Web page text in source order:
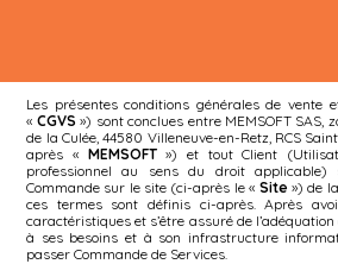
Les présentes conditions générales de vente
« CGVS ») sont conclues entre MEMSOFT SAS,
de la Culée, 44580 Villeneuve-en-Retz, RCS
après « MEMSOFT») et tout Client
professionnel au sens du droit applicable)
Commande sur le site (ci-après le « Site ») de
ces termes sont définis ci-après. Après
caractéristiques et s’être assuré de
à ses besoins et à son infrastructure
passer Commande de Services.